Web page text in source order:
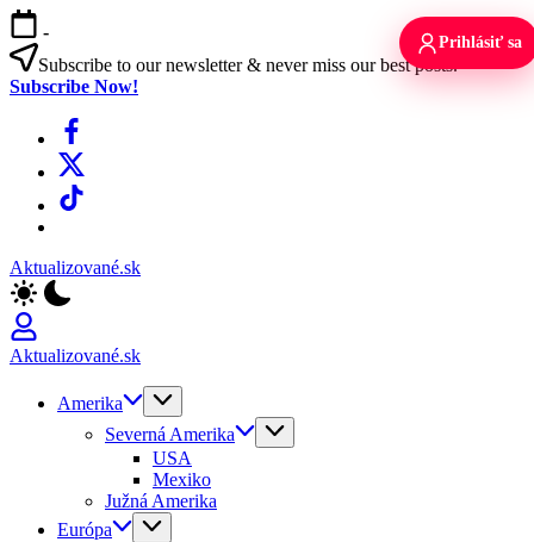
Skip
to
content
-
Subscribe to our newsletter & never miss our best posts.
Subscribe Now!
Facebook
X
TikTok
Aktualizované.sk
Aktualizované.sk
Amerika
Severná Amerika
USA
Mexiko
Južná Amerika
Európa
Prihlásiť sa